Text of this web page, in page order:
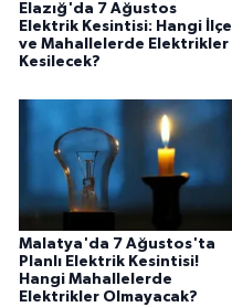
Elazığ'da 7 Ağustos
Elektrik Kesintisi: Hangi İlçe
ve Mahallelerde Elektrikler
Kesilecek?
Malatya'da 7 Ağustos'ta
Planlı Elektrik Kesintisi!
Hangi Mahallelerde
Elektrikler Olmayacak?